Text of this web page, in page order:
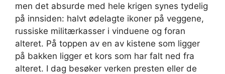
men det absurde med hele krigen synes tydelig
på innsiden: halvt ødelagte ikoner på veggene,
russiske militærkasser i vinduene og foran
alteret. På toppen av en av kistene som ligger
på bakken ligger et kors som har falt ned fra
alteret. I dag besøker verken presten eller de